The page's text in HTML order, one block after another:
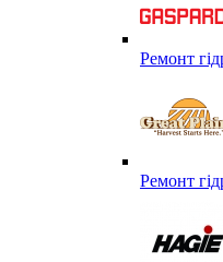
Ремонт
Ремонт